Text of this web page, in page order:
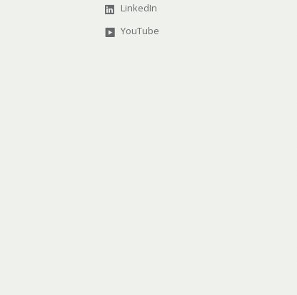
LinkedIn
YouTube